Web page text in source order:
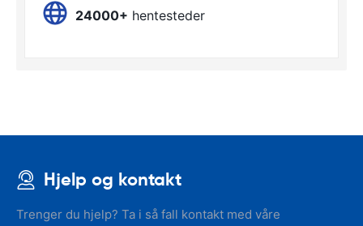
24000+ hentesteder
Hjelp og kontakt
Trenger du hjelp? Ta i så fall kontakt med våre